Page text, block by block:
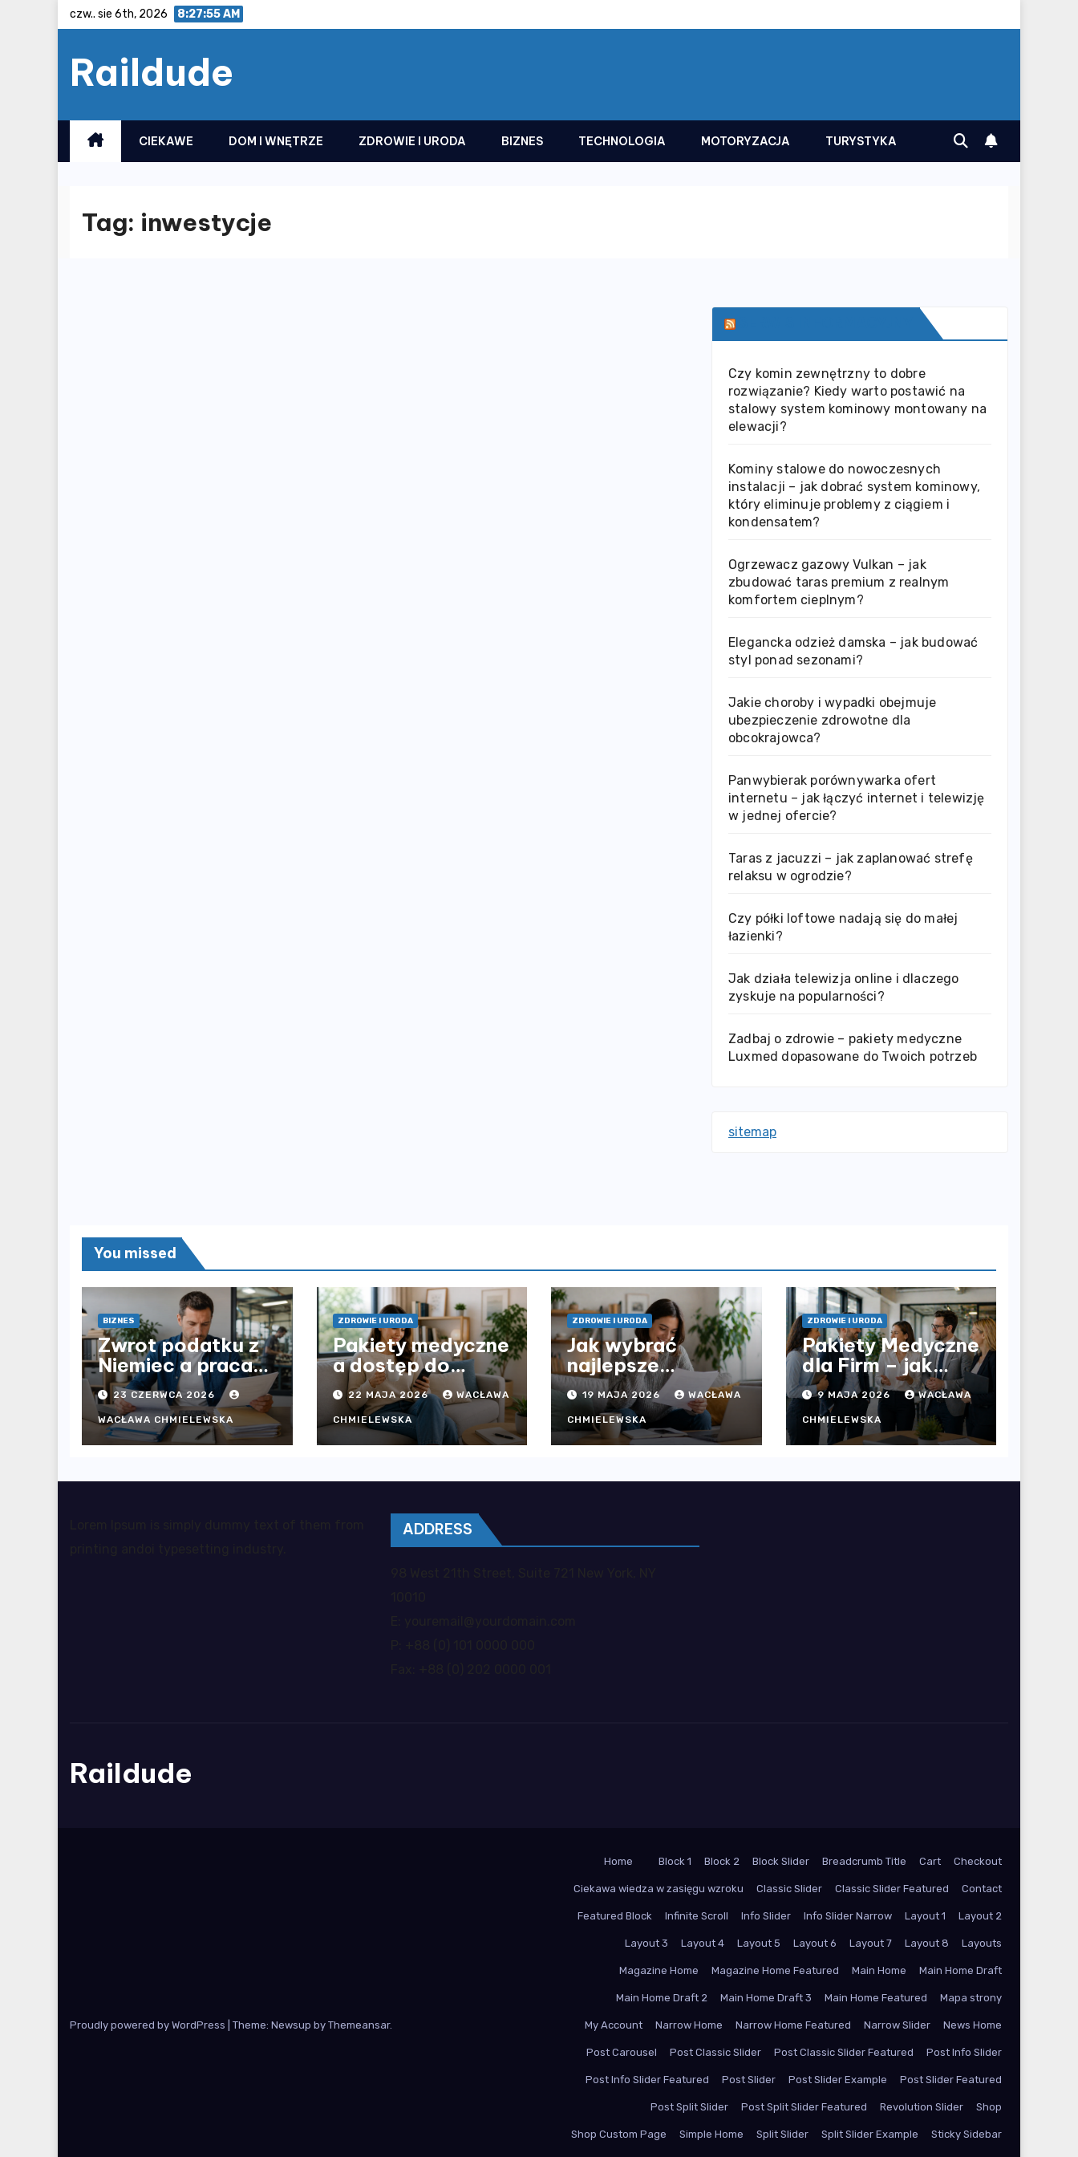
czw.. sie 6th, 2026 8:27:56 AM
Raildude
CIEKAWE DOM I WNĘTRZE ZDROWIE I URODA BIZNES TECHNOLOGIA MOTORYZACJA TURYSTYKA
Tag: inwestycje
Czy komin zewnętrzny to dobre
rozwiązanie? Kiedy warto postawić na
stalowy system kominowy montowany na
elewacji?
Kominy stalowe do nowoczesnych
instalacji – jak dobrać system kominowy,
który eliminuje problemy z ciągiem i
kondensatem?
Ogrzewacz gazowy Vulkan – jak
zbudować taras premium z realnym
komfortem cieplnym?
Elegancka odzież damska – jak budować
styl ponad sezonami?
Jakie choroby i wypadki obejmuje
ubezpieczenie zdrowotne dla
obcokrajowca?
Panwybierak porównywarka ofert
internetu – jak łączyć internet i telewizję
w jednej ofercie?
Taras z jacuzzi – jak zaplanować strefę
relaksu w ogrodzie?
Czy półki loftowe nadają się do małej
łazienki?
Jak działa telewizja online i dlaczego
zyskuje na popularności?
Zadbaj o zdrowie – pakiety medyczne
Luxmed dopasowane do Twoich potrzeb
sitemap
You missed
BIZNES
Zwrot podatku z
Niemiec a praca
przez agencję i
bezpośrednio u
pracodawcy – jak
rozliczyć oba
23 CZERWCA 2026
WACŁAWA CHMIELEWSKA
ZDROWIE I URODA
Pakiety medyczne
a dostęp do
opieki zdrowotnej
bez ograniczeń
czasowych – czy
prywatna opieka
swobodę?
22 MAJA 2026 WACŁAWA
CHMIELEWSKA
ZDROWIE I URODA
Jak wybrać
najlepsze
ubezpieczenie
komunikacyjne i
uniknąć
kosztownych
19 MAJA 2026 WACŁAWA
CHMIELEWSKA
ZDROWIE I URODA
Pakiety Medyczne
dla Firm – jak
prywatna opieka
zdrowotna
wpływa na jakość
współpracy w
9 MAJA 2026 WACŁAWA
CHMIELEWSKA
ADDRESS
Raildude
Proudly powered by WordPress Theme: Newsup by Themeansar.
Home Block 1 Block 2 Block Slider Breadcrumb Title Cart Checkout
Ciekawa wiedza w zasięgu wzroku Classic Slider Classic Slider Featured Contact
Featured Block Infinite Scroll Info Slider Info Slider Narrow Layout 1 Layout 2
Layout 3 Layout 4 Layout 5 Layout 6 Layout 7 Layout 8 Layouts
Magazine Home Magazine Home Featured Main Home Main Home Draft
Main Home Draft 2 Main Home Draft 3 Main Home Featured Mapa strony
My Account Narrow Home Narrow Home Featured Narrow Slider News Home
Post Carousel Post Classic Slider Post Classic Slider Featured Post Info Slider
Post Info Slider Featured Post Slider Post Slider Example Post Slider Featured
Post Split Slider Post Split Slider Featured Revolution Slider Shop
Shop Custom Page Simple Home Split Slider Split Slider Example Sticky Sidebar